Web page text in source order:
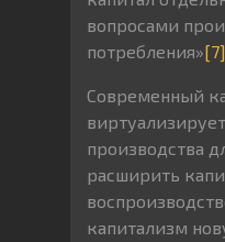
вопросами
потребления»[7]
Современный
производства
расширить
капитализм